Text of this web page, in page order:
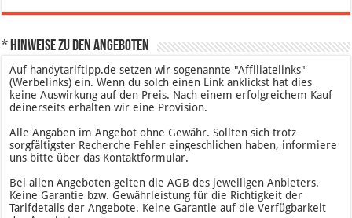
* Hinweise zu den Angeboten
Auf handytariftipp.de setzen wir sogenannte "Affiliatelinks"
(Werbelinks) ein. Wenn du solch einen Link anklickst hat dies
keine Auswirkung auf den Preis. Nach einem erfolgreichem Kauf
deinerseits erhalten wir eine Provision.
Alle Angaben im Angebot ohne Gewähr. Sollten sich trotz
sorgfältigster Recherche Fehler eingeschlichen haben, informiere
uns bitte über das Kontaktformular.
Bei allen Angeboten gelten die AGB des jeweiligen Anbieters.
Keine Garantie bzw. Gewährleistung für die Richtigkeit der
Tarifdetails der Angebote. Keine Garantie auf die Verfügbarkeit